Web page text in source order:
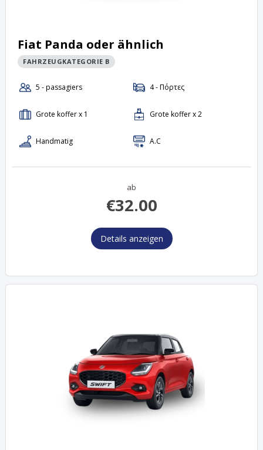
Fiat Panda oder ähnlich
FAHRZEUGKATEGORIE B
ab
€32.00
Details anzeigen